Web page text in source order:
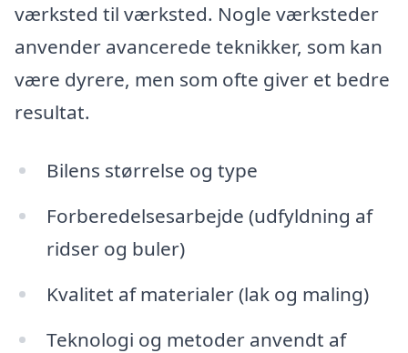
værksted til værksted. Nogle værksteder
anvender avancerede teknikker, som kan
være dyrere, men som ofte giver et bedre
resultat.
Bilens størrelse og type
Forberedelsesarbejde (udfyldning af
ridser og buler)
Kvalitet af materialer (lak og maling)
Teknologi og metoder anvendt af